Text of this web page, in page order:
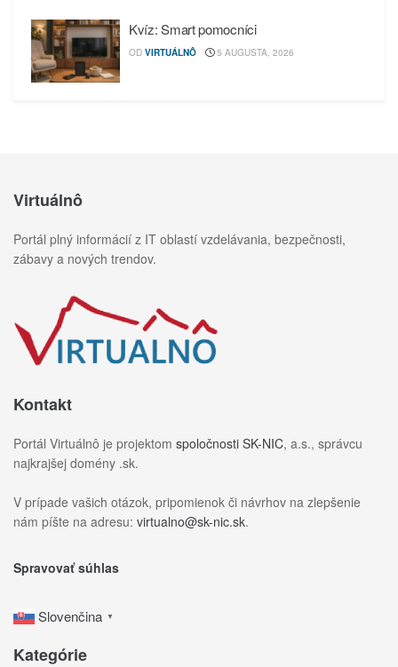
Kvíz: Smart pomocníci
OD VIRTUÁLNÔ 5 AUGUSTA, 2026
Virtuálnô
Portál plný informácií z IT oblastí vzdelávania, bezpečnosti,
zábavy a nových trendov.
Kontakt
Portál Virtuálnô je projektom spoločnosti SK-NIC, a.s., správcu
najkrajšej domény .sk.
V prípade vašich otázok, pripomienok či návrhov na zlepšenie
nám píšte na adresu: virtualno@sk-nic.sk.
Spravovať súhlas
Slovenčina ▼
Kategórie